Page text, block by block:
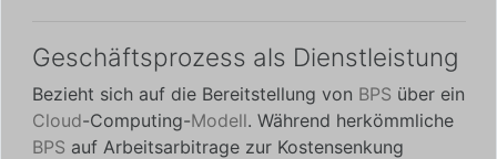
Geschäftsprozess als Dienstleistung
Bezieht sich auf die Bereitstellung von BPS über ein
Cloud-Computing-Modell. Während herkömmliche
BPS auf Arbeitsarbitrage zur Kostensenkung